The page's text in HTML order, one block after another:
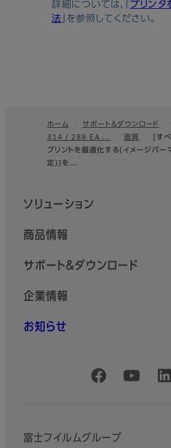
詳細については、「
プリンタ
法 」を参照してください。
フッター
ホーム サポート＆ダウンロード
314 / 288 EA …
画質
[す
プリントを最適化する(イメージパー
定)]を…
クイックリンク
ソリューション
商品情報
サポート＆ダウンロード
企業情報
お知らせ
公式SNSアカウント
富士フイルムグループ